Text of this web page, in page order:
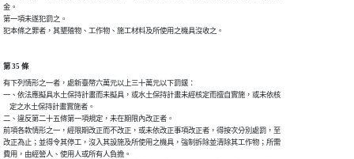
金。
第一項未遂犯罰之。
第 35 條
有下列情形之一者，處新臺幣六萬元以上三十萬元以下罰鍰：
一、依法應擬具水土保持計畫而未擬具，或水土保持計畫未經核定而擅自實施，或未依核
    定之水土保持計畫實施者。
二、違反第二十五條第一項規定，未在期限內改正者。
前項各款情形之一，經限期改正而不改正，或未依改正事項改正者，得按次分別處罰，至
改正為止；並得令其停工，沒入其設施及所使用之機具，強制拆除並清除其工作物；所需
費用，由經營人、使用人或所有人負擔。